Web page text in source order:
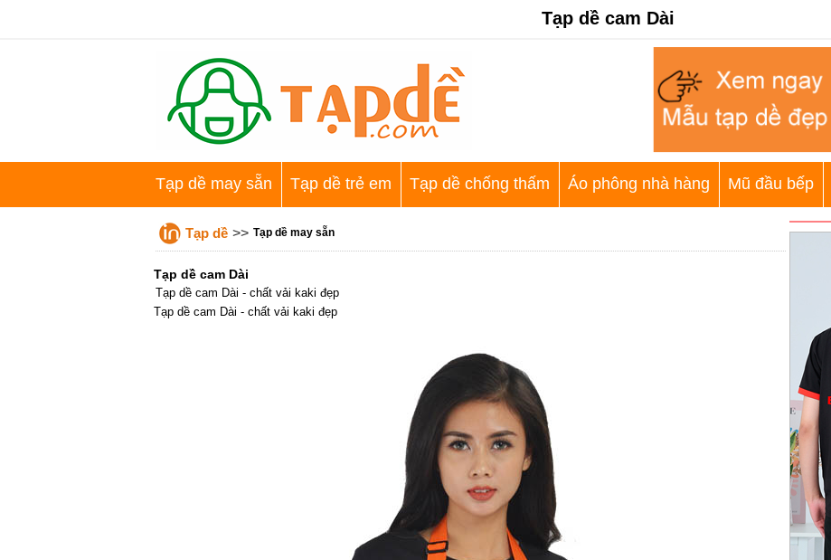
Tạp dề cam Dài
Tạp dề may sẵn Tạp dề trẻ em Tạp dề chống thấm Áo phông nhà hàng Mũ đầu bếp
Tạp dề >> Tạp dề may sẵn
Tạp dề cam Dài
Tạp dề cam Dài - chất vải kaki đẹp
Tạp dề cam Dài - chất vải kaki đẹp